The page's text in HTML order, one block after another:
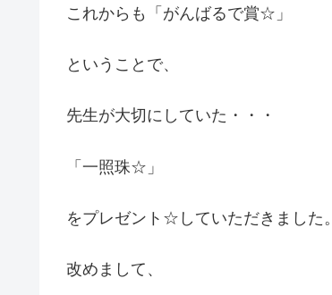
これからも「がんばるで賞☆」
ということで、
先生が大切にしていた・・・
「一照珠☆」
をプレゼント☆していただきました。
改めまして、